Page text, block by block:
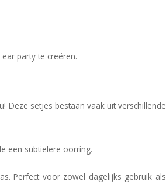
party te creëren.
Deze setjes bestaan vaak uit verschillende
een subtielere oorring.
Perfect voor zowel dagelijks gebruik als